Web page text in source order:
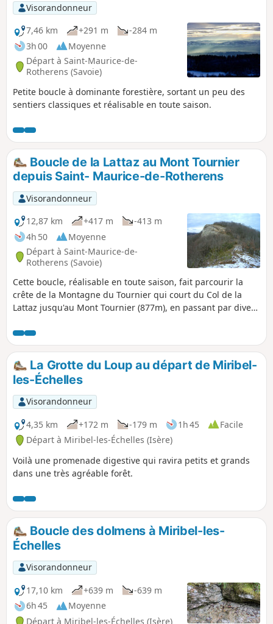
Visorandonneur
7,46 km
+291 m
-284 m
3h 00
Moyenne
Départ à Saint-Maurice-de-
Rotherens (Savoie)
Petite boucle à dominante forestière, sortant un peu des
sentiers classiques et réalisable en toute saison.
Boucle de la Lattaz au Mont Tournier
depuis Saint- Maurice-de-Rotherens
Visorandonneur
12,87 km
+417 m
-413 m
4h 50
Moyenne
Départ à Saint-Maurice-de-
Rotherens (Savoie)
Cette boucle, réalisable en toute saison, fait parcourir la
crête de la Montagne du Tournier qui court du Col de la
Lattaz jusqu'au Mont Tournier (877m), en passant par divers
dégagées sur les massifs alentours.
La Grotte du Loup au départ de Miribel-
les-Échelles
Visorandonneur
4,35 km
+172 m -179 m 1h 45
Facile
Départ à Miribel-les-Échelles (Isère)
Voilà une promenade digestive qui ravira petits et grands
dans une très agréable forêt.
Boucle des dolmens à Miribel-les-
Échelles
Visorandonneur
17,10 km
+639 m
-639 m
6h 45
Moyenne
Départ à Miribel-les-Échelles (Isère)